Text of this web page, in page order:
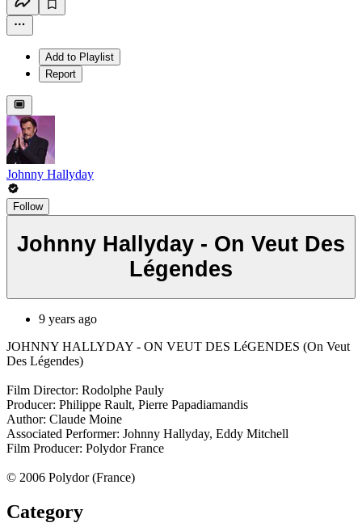
Add to Playlist
Report
Johnny Hallyday
Follow
Johnny Hallyday - On Veut Des
Légendes
9 years ago
JOHNNY HALLYDAY - ON VEUT DES LéGENDES (On Veut
Des Légendes)
Film Director: Rodolphe Pauly
Producer: Philippe Rault, Pierre Papadiamandis
Author: Claude Moine
Associated Performer: Johnny Hallyday, Eddy Mitchell
Film Producer: Polydor France
© 2006 Polydor (France)
Category